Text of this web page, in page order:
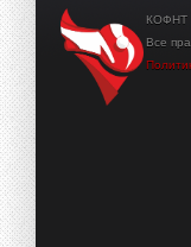
КОФНТ
Все